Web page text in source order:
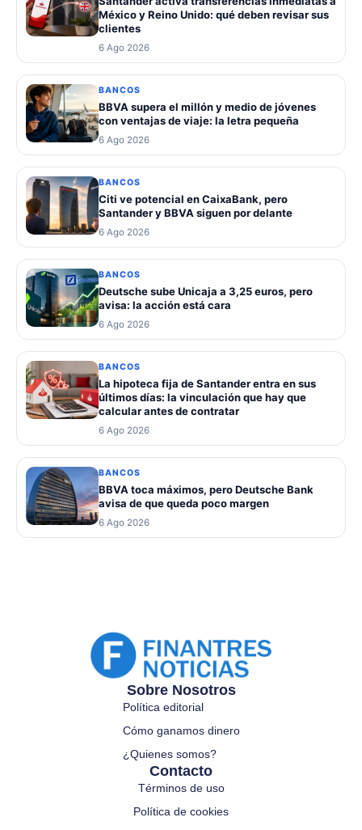
México y Reino Unido: qué deben revisar sus
clientes
6 Ago 2026
BANCOS
BBVA supera el millón y medio de jóvenes
con ventajas de viaje: la letra pequeña
6 Ago 2026
BANCOS
Citi ve potencial en CaixaBank, pero
Santander y BBVA siguen por delante
6 Ago 2026
BANCOS
Deutsche sube Unicaja a 3,25 euros, pero
avisa: la acción está cara
6 Ago 2026
BANCOS
La hipoteca fija de Santander entra en sus
últimos días: la vinculación que hay que
calcular antes de contratar
6 Ago 2026
BANCOS
BBVA toca máximos, pero Deutsche Bank
avisa de que queda poco margen
6 Ago 2026
Sobre Nosotros
Política editorial
Cómo ganamos dinero
¿Quienes somos?
Contacto
Términos de uso
Política de cookies